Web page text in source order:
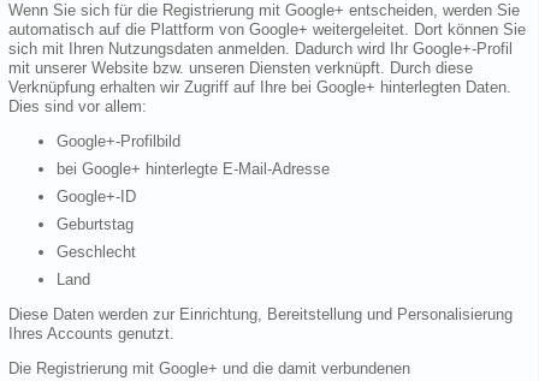
Wenn Sie sich für die Registrierung mit Google+ entscheiden, werden Sie
automatisch auf die Plattform von Google+ weitergeleitet. Dort können Sie
sich mit Ihren Nutzungsdaten anmelden. Dadurch wird Ihr Google+-Profil
mit unserer Website bzw. unseren Diensten verknüpft. Durch diese
Verknüpfung erhalten wir Zugriff auf Ihre bei Google+ hinterlegten Daten.
Dies sind vor allem:
Google+-Profilbild
bei Google+ hinterlegte E-Mail-Adresse
Google+-ID
Geburtstag
Geschlecht
Land
Diese Daten werden zur Einrichtung, Bereitstellung und Personalisierung
Ihres Accounts genutzt.
Die Registrierung mit Google+ und die damit verbundenen